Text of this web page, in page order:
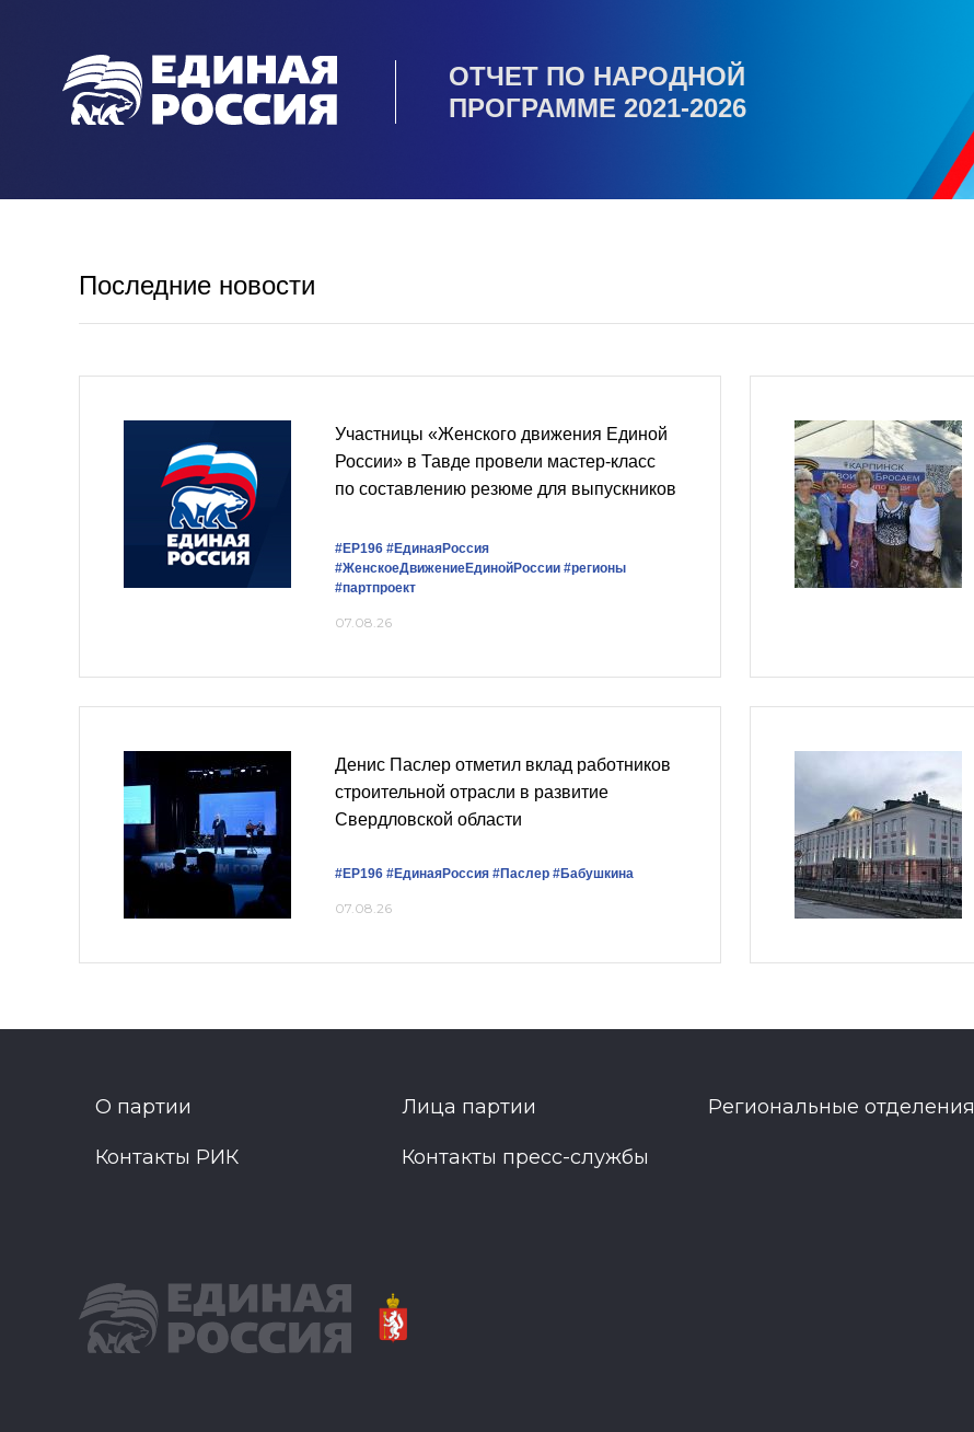
ОТЧЕТ ПО НАРОДНОЙ
ПРОГРАММЕ 2021-2026
Последние новости
Участницы «Женского движения Единой
России» в Тавде провели мастер-класс
по составлению резюме для выпускников
#ЕР196 #‎ЕдинаяРоссия
#ЖенскоеДвижениеЕдинойРоссии #регионы
#партпроект
07.08.26
Денис Паслер отметил вклад работников
строительной отрасли в развитие
Свердловской области
#ЕР196 #ЕдинаяРоссия #Паслер #Бабушкина
07.08.26
О партии Лица партии Региональные отделения
Контакты РИК Контакты пресс-службы